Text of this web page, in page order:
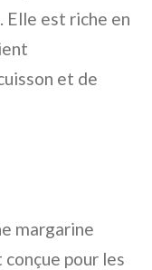
est riche en
et de
margarine
pour les